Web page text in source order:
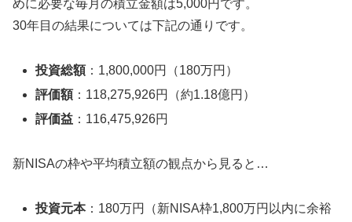
めに必要な毎月の積立金額は5,000円です。
30年目の結果については下記の通りです。
投資総額：1,800,000円（180万円）
評価額：118,275,926円（約1.18億円）
評価益 ：116,475,926円
新NISAの枠や平均積立額の観点から見ると…
投資元本：180万円（新NISA枠1,800万円以内に余裕